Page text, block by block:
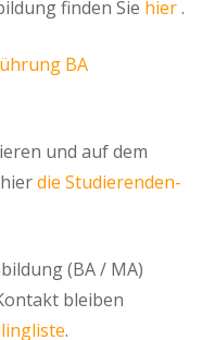
finden Sie hier.
BA
und auf dem
die Studierenden-
(BA / MA)
bleiben
.